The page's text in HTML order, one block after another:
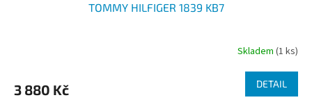
TOMMY HILFIGER 1839 KB7
Skladem (1 ks)
3 880 Kč DETAIL